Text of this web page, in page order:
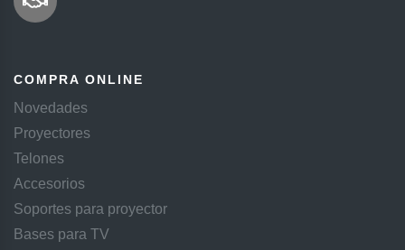
COMPRA ONLINE
Novedades
Proyectores
Telones
Accesorios
Soportes para proyector
Bases para TV